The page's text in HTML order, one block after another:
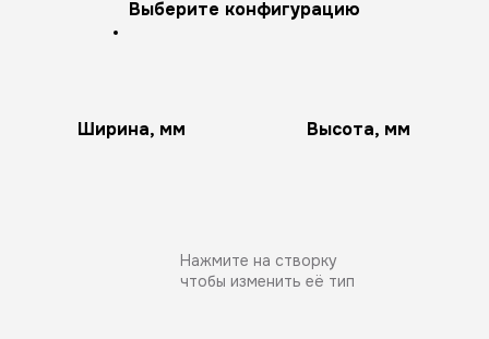
Выберите конфигурацию
Ширина, мм Высота, мм
Нажмите на створку
чтобы изменить её тип